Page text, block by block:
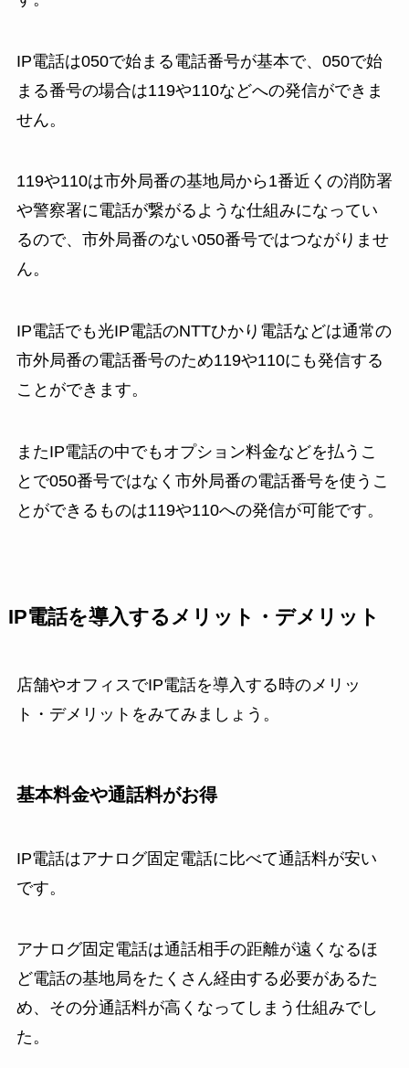
IP電話は050で始まる電話番号が基本で、050で始
まる番号の場合は119や110などへの発信ができま
せん。
119や110は市外局番の基地局から1番近くの消防署
や警察署に電話が繋がるような仕組みになってい
るので、市外局番のない050番号ではつながりませ
ん。
IP電話でも光IP電話のNTTひかり電話などは通常の
市外局番の電話番号のため119や110にも発信する
ことができます。
またIP電話の中でもオプション料金などを払うこ
とで050番号ではなく市外局番の電話番号を使うこ
とができるものは119や110への発信が可能です。
IP電話を導入するメリット・デメリット
店舗やオフィスでIP電話を導入する時のメリッ
ト・デメリットをみてみましょう。
基本料金や通話料がお得
IP電話はアナログ固定電話に比べて通話料が安い
です。
アナログ固定電話は通話相手の距離が遠くなるほ
ど電話の基地局をたくさん経由する必要があるた
め、その分通話料が高くなってしまう仕組みでし
た。